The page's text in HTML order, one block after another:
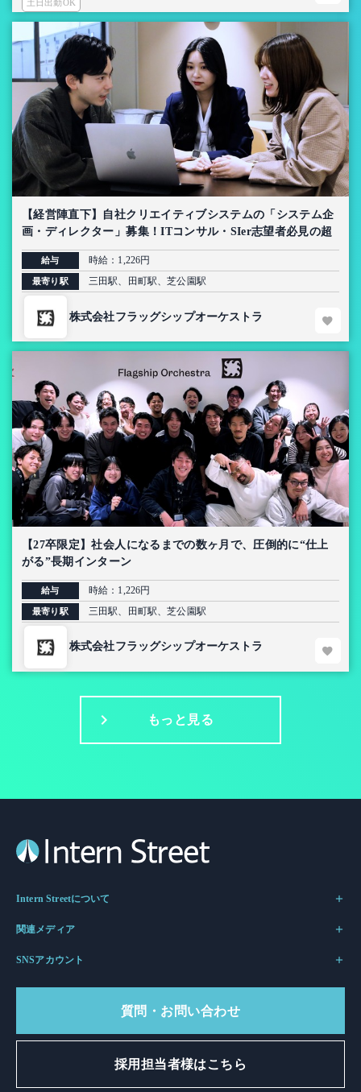
土日出勤OK
【経営陣直下】自社クリエイティブシステムの「システム企
画・ディレクター」募集！ITコンサル・SIer志望者必見の超
上流インターン【AI導入プロジェクト】
給与 時給：1,226円
最寄り駅 三田駅、田町駅、芝公園駅
株式会社フラッグシップオーケストラ
【27卒限定】社会人になるまでの数ヶ月で、圧倒的に“仕上
がる”長期インターン
給与 時給：1,226円
最寄り駅 三田駅、田町駅、芝公園駅
株式会社フラッグシップオーケストラ
もっと見る
Intern Streetについて
関連メディア
SNSアカウント
質問・お問い合わせ
採用担当者様はこちら